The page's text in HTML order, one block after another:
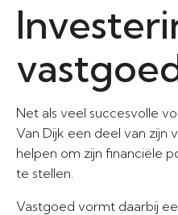
Net als veel succesvolle
Van Dijk een deel van zijn
helpen om zijn financiële
te stellen.
Vastgoed vormt daarbij